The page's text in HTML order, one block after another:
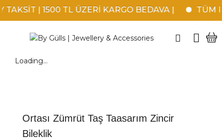
| 1500 TL ÜZERİ KARGO BEDAVA | TÜM
Loading...
Ortası Zümrüt Taş Taasarım Zincir
Bileklik